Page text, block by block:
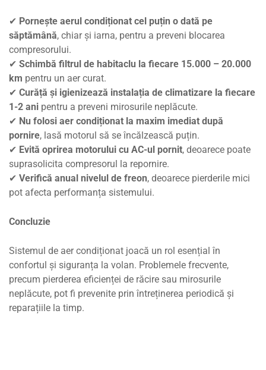
✔ Pornește aerul condiționat cel puțin o dată pe
săptămână, chiar și iarna, pentru a preveni blocarea
compresorului.
✔ Schimbă filtrul de habitaclu la fiecare 15.000 – 20.000
km pentru un aer curat.
✔ Curăță și igienizează instalația de climatizare la fiecare
1-2 ani pentru a preveni mirosurile neplăcute.
✔ Nu folosi aer condiționat la maxim imediat după
pornire, lasă motorul să se încălzească puțin.
✔ Evită oprirea motorului cu AC-ul pornit, deoarece poate
suprasolicita compresorul la repornire.
✔ Verifică anual nivelul de freon, deoarece pierderile mici
pot afecta performanța sistemului.
Concluzie
Sistemul de aer condiționat joacă un rol esențial în
confortul și siguranța la volan. Problemele frecvente,
precum pierderea eficienței de răcire sau mirosurile
neplăcute, pot fi prevenite prin întreținerea periodică și
reparațiile la timp.